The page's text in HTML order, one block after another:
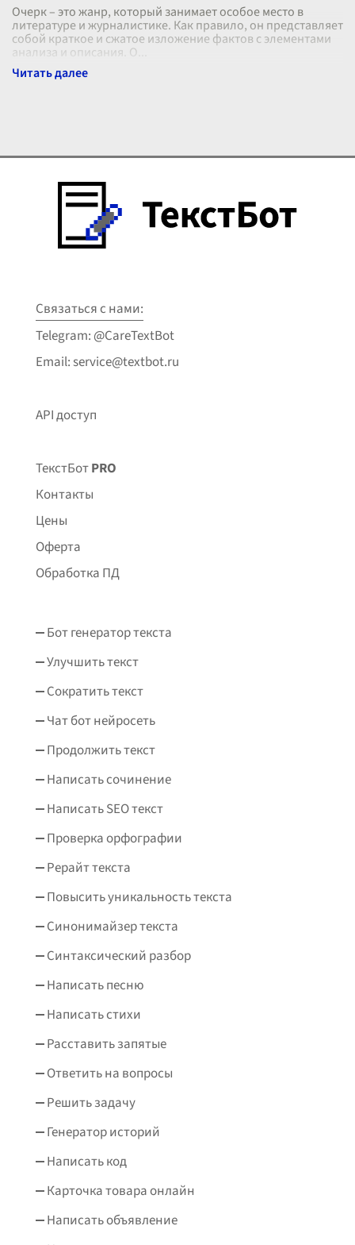
Очерк – это жанр, который занимает особое место в
литературе и журналистике. Как правило, он представляет
собой краткое и сжатое изложение фактов с элементами
анализа и описания. О
Связаться с нами:
Telegram: @CareTextBot
Email: service@textbot.ru
API доступ
ТекстБотPRO
Контакты
Цены
Оферта
Обработка ПД
Бот генератор текста
Улучшить текст
Сократить текст
Чат бот нейросеть
Продолжить текст
Написать сочинение
Написать SEO текст
Проверка орфографии
Рерайт текста
Повысить уникальность текста
Синонимайзер текста
Синтаксический разбор
Написать песню
Написать стихи
Расставить запятые
Ответить на вопросы
Решить задачу
Генератор историй
Написать код
Карточка товара онлайн
Написать объявление